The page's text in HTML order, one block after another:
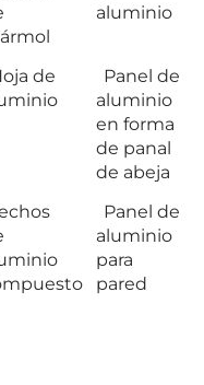
aluminio
de
Panel de
aluminio
en forma
de panal
de abeja
Panel de
aluminio
para
pared